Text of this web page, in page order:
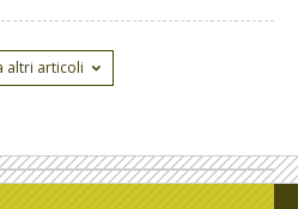
altri articoli